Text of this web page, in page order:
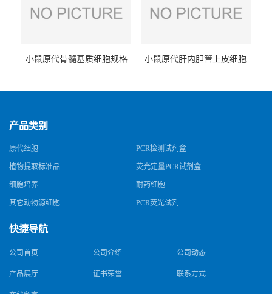
小鼠原代骨髓基质细胞规格
小鼠原代肝内胆管上皮细胞
产品类别
原代细胞 PCR检测试剂盒
植物提取标准品 荧光定量PCR试剂盒
细胞培养 耐药细胞
其它动物源细胞 PCR荧光试剂
快捷导航
公司首页 公司介绍 公司动态
产品展厅 证书荣誉 联系方式